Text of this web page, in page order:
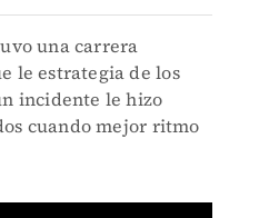
una carrera
le estrategia de los
incidente le hizo
cuando mejor ritmo